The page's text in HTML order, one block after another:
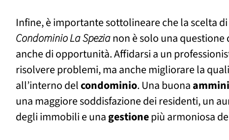
Infine, è importante sottolineare che la scelta
Condominio La Spezianon è solo una questione
anche di opportunità. Affidarsi a un
risolvere problemi, ma anche migliorare la
all’interno delcondominio. Una buona
una maggiore soddisfazione dei residenti, un
degli immobili e unagestionepiù armoniosa